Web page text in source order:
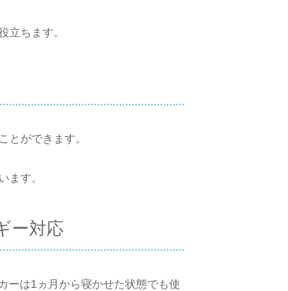
立ちます。
とができます。
ます。
ー対応
ーは1ヵ月から寝かせた状態でも使